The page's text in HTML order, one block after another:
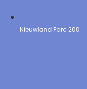
Nieuwland Parc 200